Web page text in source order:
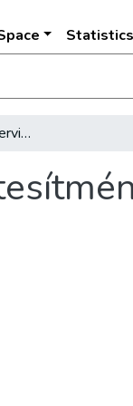
Statistics
Felavatták a Hungaroszerviz harmadik új létesítményét